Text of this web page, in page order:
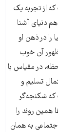
از تجربه یک
دنیای آشنا
را در ذهن او
آن خوب
در مقیاس با
تسلیم و
شکنجه‌گر
همین روند را
به همان